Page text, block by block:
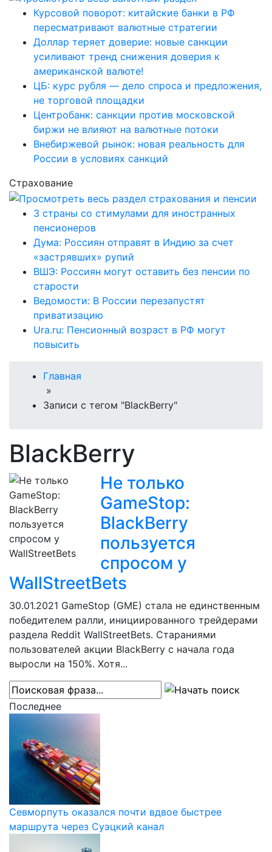
Курсовой поворот: китайские банки в РФ
пересматривают валютные стратегии
Доллар теряет доверие: новые санкции
усиливают тренд снижения доверия к
американской валюте!
ЦБ: курс рубля — дело спроса и предложения,
не торговой площадки
Центробанк: санкции против московской
биржи не влияют на валютные потоки
Внебиржевой рынок: новая реальность для
России в условиях санкций
Страхование
3 страны со стимулами для иностранных
пенсионеров
Дума: Россиян отправят в Индию за счет
«застрявших» рупий
ВШЭ: Россиян могут оставить без пенсии по
старости
Ведомости: В России перезапустят
приватизацию
Ura.ru: Пенсионный возраст в РФ могут
повысить
Главная
»
Записи с тегом "BlackBerry"
BlackBerry
Не только
GameStop:
BlackBerry
пользуется
спросом у
WallStreetBets
30.01.2021 GameStop (GME) стала не единственным
победителем ралли, инициированного трейдерами
раздела Reddit WallStreetBets. Стараниями
пользователей акции BlackBerry с начала года
выросли на 150%. Хотя...
Последнее
Севморпуть оказался почти вдвое быстрее
маршрута через Суэцкий канал